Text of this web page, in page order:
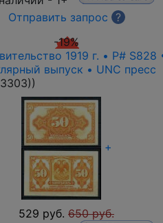
Отправить запрос
?
-19%
1919 г. • P#
выпуск • UNC пресс
)
+
529 руб. 650 руб.